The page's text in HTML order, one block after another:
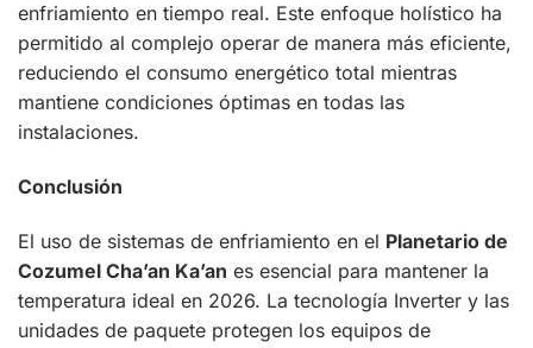
enfriamiento en tiempo real. Este enfoque holístico ha
permitido al complejo operar de manera más eficiente,
reduciendo el consumo energético total mientras
mantiene condiciones óptimas en todas las
instalaciones.
Conclusión
El uso de sistemas de enfriamiento en el Planetario de
Cozumel Cha’an Ka’an es esencial para mantener la
temperatura ideal en 2026. La tecnología Inverter y las
unidades de paquete protegen los equipos de